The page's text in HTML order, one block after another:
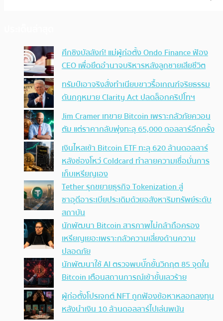
ศึกชิงบัลลังก์! แม่ผู้ก่อตั้ง Ondo Finance ฟ้อง
CEO เพื่อยึดอำนาจบริหารหลังลูกชายเสียชีวิต
ทรัมป์เอาจริง สั่งทำเนียบขาวรื้อเกณฑ์จริยธรรม
ดันกฎหมาย Clarity Act ปลดล็อกคริปโทฯ
Jim Cramer เทขาย Bitcoin เพราะกลัวภัยควอน
ตัม แต่ราคากลับพุ่งทะลุ 65,000 ดอลลาร์อีกครั้ง
เงินไหลเข้า Bitcoin ETF ทะลุ 620 ล้านดอลลาร์
หลังช่องโหว่ Coldcard ทำลายความเชื่อมั่นการ
เก็บเหรียญเอง
Tether รุกขยายธุรกิจ Tokenization สู่
ซาอุดีอาระเบียประเดิมด้วยอสังหาริมทรัพย์ระดับ
สถาบัน
นักพัฒนา Bitcoin สารภาพไม่กล้าถือครอง
เหรียญเยอะเพราะกลัวความเสี่ยงด้านความ
ปลอดภัย
นักพัฒนาใช้ AI ตรวจพบบั๊กขั้นวิกฤต 85 จุดใน
Bitcoin เตือนสถานการณ์เข้าขั้นเลวร้าย
ผู้ก่อตั้งโปรเจกต์ NFT ถูกฟ้องข้อหาหลอกลงทุน
หลังนำเงิน 10 ล้านดอลลาร์ไปเล่นพนัน